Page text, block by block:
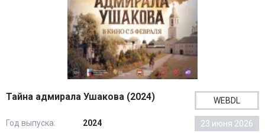
Тайна адмирала Ушакова (2024) WEBDL
23 июня 2026
Год выпуска:
2024